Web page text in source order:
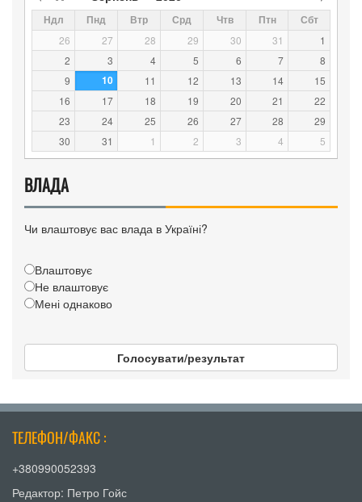
Ндл Пнд Втр Срд Чтв Птн Сбт
26 27 28 29 30 31
1
2
3 4 5 6 7
8
9
10 11 12 13 14
15
16
17 18 19 20 21
22
23
24 25 26 27 28
29
30
31 1 2 3 4 5
ВЛАДА
Чи влаштовує вас влада в Україні?
Влаштовує
Не влаштовує
Мені однаково
Голосувати/результат
ТЕЛЕФОН/ФАКС :
+380990052393
Редактор: Петро Гойс